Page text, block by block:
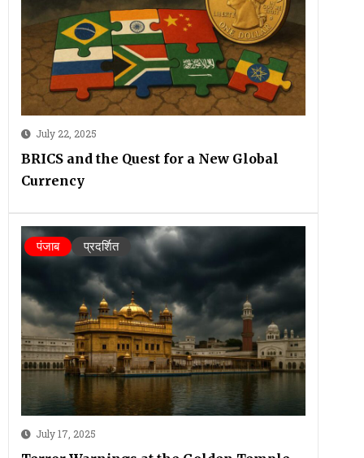
July 22, 2025
BRICS and the Quest for a New Global
Currency
July 17, 2025
पंजाब प्रदर्शित